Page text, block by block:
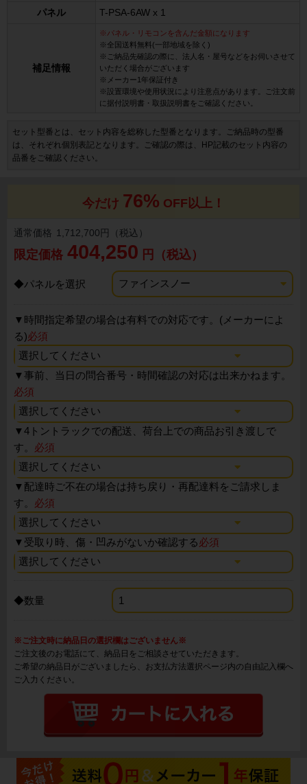
パネル T-PSA-6AW x 1
補足情報
※パネル・リモコンを含んだ金額になります
※全国送料無料(一部地域を除く)
※ご納品先確認の際に、法人名・屋号などをお伺いさせて
いただく場合がございます
※メーカー1年保証付き
※設置環境や使用状況により注意点があります。ご注文前
に据付説明書・取扱説明書をご確認ください。
セット型番とは、セット内容を総称した型番となります。ご納品時の型番
は、それぞれ個別表記となります。ご確認の際は、HP記載のセット内容の
品番をご確認ください。
今だけ 76% OFF以上！
通常価格 1,712,700円（税込）
限定価格 404,250 円（税込）
◆パネルを選択
▼ 時間指定希望の場合は有料での対応です。(メーカーによ
る)必須
▼事前、当日の問合番号・時間確認の対応は出来かねます。
必須
▼4トントラックでの配送、荷台上での商品お引き渡しで
す。 必須
▼ 配達時ご不在の場合は持ち戻り・再配達料をご請求しま
す。 必須
▼ 受取り時、傷・凹みがないか確認する必須
◆数量
※ご注文時に納品日の選択欄はございません※
ご注文後のお電話にて、納品日をご相談させていただきます。
ご希望の納品日がございましたら、お支払方法選択ページ内の自由記入欄へ
ご入力ください。